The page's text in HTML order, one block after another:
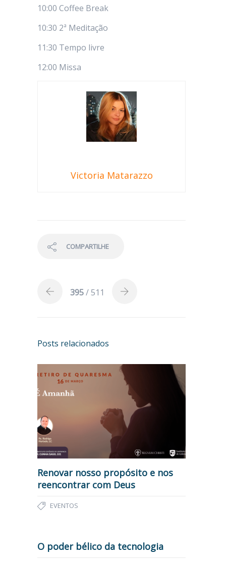
10:00 Coffee Break
10:30 2ª Meditação
11:30 Tempo livre
12:00 Missa
Victoria Matarazzo
COMPARTILHE
395/ 511
Posts relacionados
Renovar nosso propósito e nos
reencontrar com Deus
EVENTOS
O poder bélico da tecnologia